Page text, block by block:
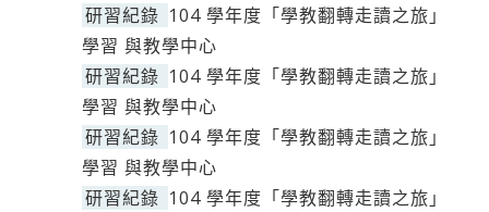
研習紀錄 104 學年度「學教翻轉走讀之旅」
學習 與教學中心
研習紀錄 104 學年度「學教翻轉走讀之旅」
學習 與教學中心
研習紀錄 104 學年度「學教翻轉走讀之旅」
學習 與教學中心
研習紀錄 104 學年度「學教翻轉走讀之旅」